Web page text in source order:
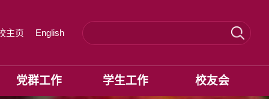
主页 English
党群工作 学生工作 校友会